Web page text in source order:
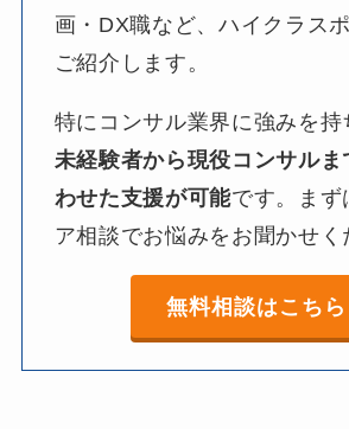
画・DX職など、​ハイクラス
ご紹介します。​
特に​コンサル業界に​強みを​持
未経験者から現役コンサルま
わせた支援が可能です。​まず
ア相談で​お悩みを​お聞か​せく
無料相談はこちら